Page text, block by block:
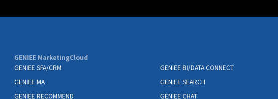
GENIEE MarketingCloud
GENIEE SFA/CRM
GENIEE BI/DATA CONNECT
GENIEE MA
GENIEE SEARCH
GENIEE RECOMMEND
GENIEE CHAT